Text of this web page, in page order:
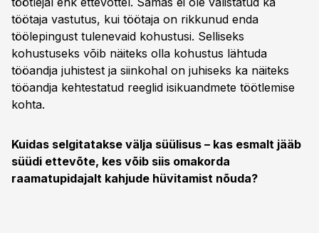
töötaja vastutus, kui töötaja on rikkunud enda
töölepingust tulenevaid kohustusi. Selliseks
kohustuseks võib näiteks olla kohustus lähtuda
tööandja juhistest ja siinkohal on juhiseks ka näiteks
tööandja kehtestatud reeglid isikuandmete töötlemise
kohta.
Kuidas selgitatakse välja süülisus – kas esmalt jääb
süüdi ettevõte, kes võib siis omakorda
raamatupidajalt kahjude hüvitamist nõuda?